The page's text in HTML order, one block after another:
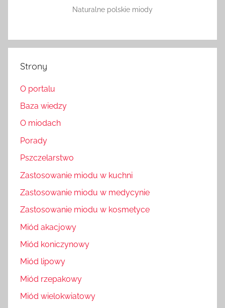
Naturalne polskie miody
Strony
O portalu
Baza wiedzy
O miodach
Porady
Pszczelarstwo
Zastosowanie miodu w kuchni
Zastosowanie miodu w medycynie
Zastosowanie miodu w kosmetyce
Miód akacjowy
Miód koniczynowy
Miód lipowy
Miód rzepakowy
Miód wielokwiatowy